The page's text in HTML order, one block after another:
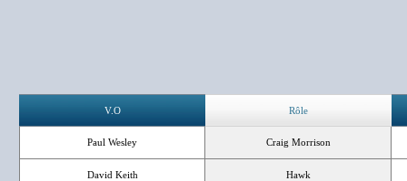
V.O Rôle
Paul Wesley Craig Morrison
David Keith Hawk